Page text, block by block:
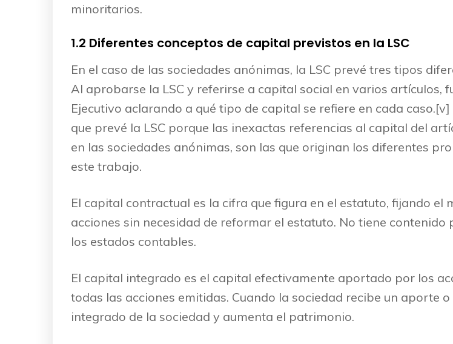
minoritarios.
1.2 Diferentes conceptos de capital previstos en la LSC
En el caso de las sociedades anónimas, la LSC prevé tres tipos
Al aprobarse la LSC y referirse a capital social en varios artículos,
Ejecutivo aclarando a qué tipo de capital se refiere en cada
que prevé la LSC porque las inexactas referencias al capital del
en las sociedades anónimas, son las que originan los diferentes
este trabajo.
El capital contractual es la cifra que figura en el estatuto, fijando
acciones sin necesidad de reformar el estatuto. No tiene
los estados contables.
El capital integrado es el capital efectivamente aportado por los
todas las acciones emitidas. Cuando la sociedad recibe un aporte
integrado de la sociedad y aumenta el patrimonio.